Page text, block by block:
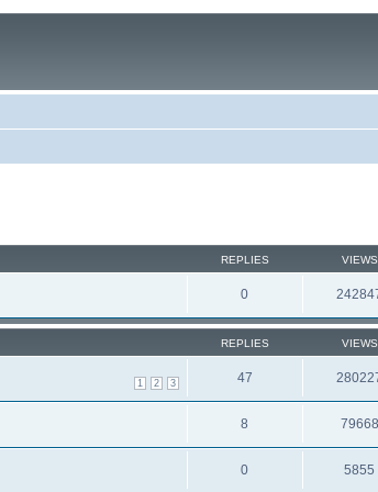
REPLIES VIEWS
0
REPLIES VIEWS
1 2 3 47
8 79668
0 5855